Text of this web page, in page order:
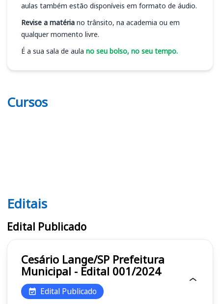
aulas também estão disponíveis em formato de áudio.
Revise a matéria no trânsito, na academia ou em
qualquer momento livre.
É a sua sala de aula no seu bolso, no seu tempo.
Cursos
Editais
Editais
Edital Publicado
Cesário Lange/SP Prefeitura
Municipal - Edital 001/2024
Edital Publicado